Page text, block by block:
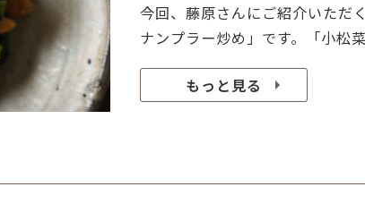
今回、藤原さんにご紹介いただ
ナンプラー炒め」です。「小松
もっと見る